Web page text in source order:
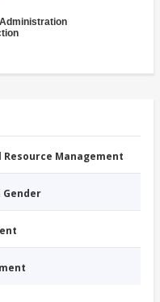
Resource Management
Gender